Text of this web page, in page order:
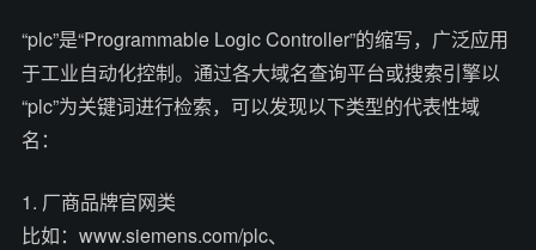
“plc”是“Programmable Logic Controller”的缩写，广泛应用
于工业自动化控制。通过各大域名查询平台或搜索引擎以
“plc”为关键词进行检索，可以发现以下类型的代表性域
名：
1. 厂商品牌官网类
比如：www.siemens.com/plc、